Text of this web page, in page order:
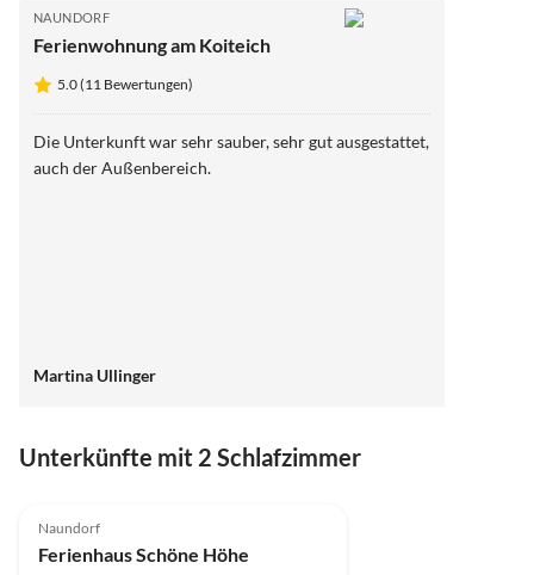
NAUNDORF
Ferienwohnung am Koiteich
5.0 (11 Bewertungen)
Die Unterkunft war sehr sauber, sehr gut ausgestattet,
auch der Außenbereich.
Martina Ullinger
Unterkünfte mit 2 Schlafzimmer
Naundorf
Ferienhaus Schöne Höhe